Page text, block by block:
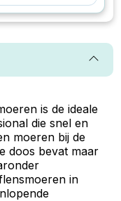
is de ideale
die snel en
moeren bij de
doos bevat maar
in